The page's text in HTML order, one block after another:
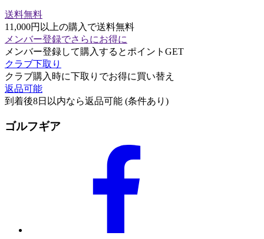
送料無料
11,000円以上の購入で送料無料
メンバー登録でさらにお得に
メンバー登録して購入するとポイントGET
クラブ下取り
クラブ購入時に下取りでお得に買い替え
返品可能
到着後8日以内なら返品可能 (条件あり)
ゴルフギア